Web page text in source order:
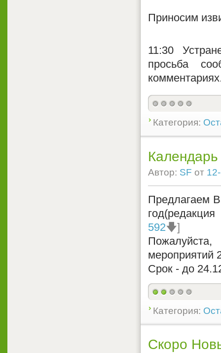
Приносим
11:30
просьба
Категория:
Автор: SF от
Предлагаем
592🡇]
мероприятий
Срок - до
Категория:
Скоро